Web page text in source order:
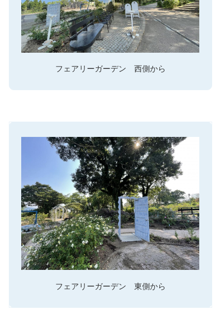
フェアリーガーデン 西側から
フェアリーガーデン 東側から